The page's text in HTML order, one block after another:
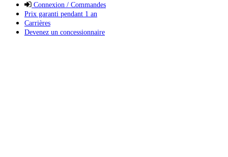
Connexion / Commandes
Prix garanti pendant 1 an
Carrières
Devenez un concessionnaire